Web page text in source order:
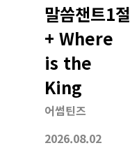
말씀챈트1절
+ Where
is the
King
어썸틴즈
2026.08.02